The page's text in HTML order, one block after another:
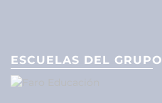
ESCUELAS DEL GRUPO